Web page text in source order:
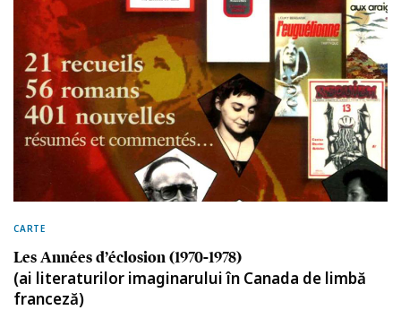
CARTE
Les Années d’éclosion (1970-1978)
(ai literaturilor imaginarului în Canada de limbă
franceză)